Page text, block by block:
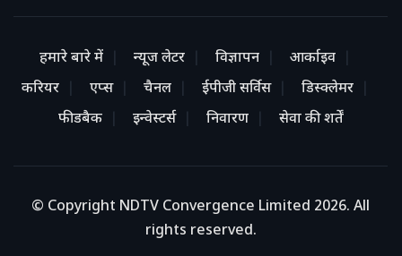
हमारे बारे में न्यूज लेटर विज्ञापन
आर्काइव
करियर
एप्स चैनल ईपीजी सर्विस
डिस्क्लेमर
फीडबैक
इन्वेस्टर्स निवारण सेवा की शर्तें
© Copyright NDTV Convergence Limited 2026. All
rights reserved.